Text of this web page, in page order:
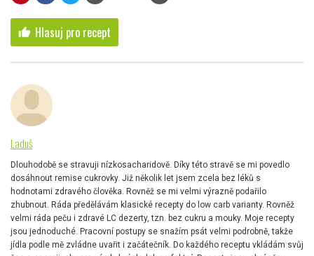
thumb_up Hlasuj pro recept
Laduš
Dlouhodobě se stravuji nízkosacharidově. Díky této stravě se mi povedlo
dosáhnout remise cukrovky. Již několik let jsem zcela bez léků s
hodnotami zdravého člověka. Rovněž se mi velmi výrazně podařilo
zhubnout. Ráda předělávám klasické recepty do low carb varianty. Rovněž
velmi ráda peču i zdravé LC dezerty, tzn. bez cukru a mouky. Moje recepty
jsou jednoduché. Pracovní postupy se snažím psát velmi podrobně, takže
jídla podle mě zvládne uvařit i začátečník. Do každého receptu vkládám svůj